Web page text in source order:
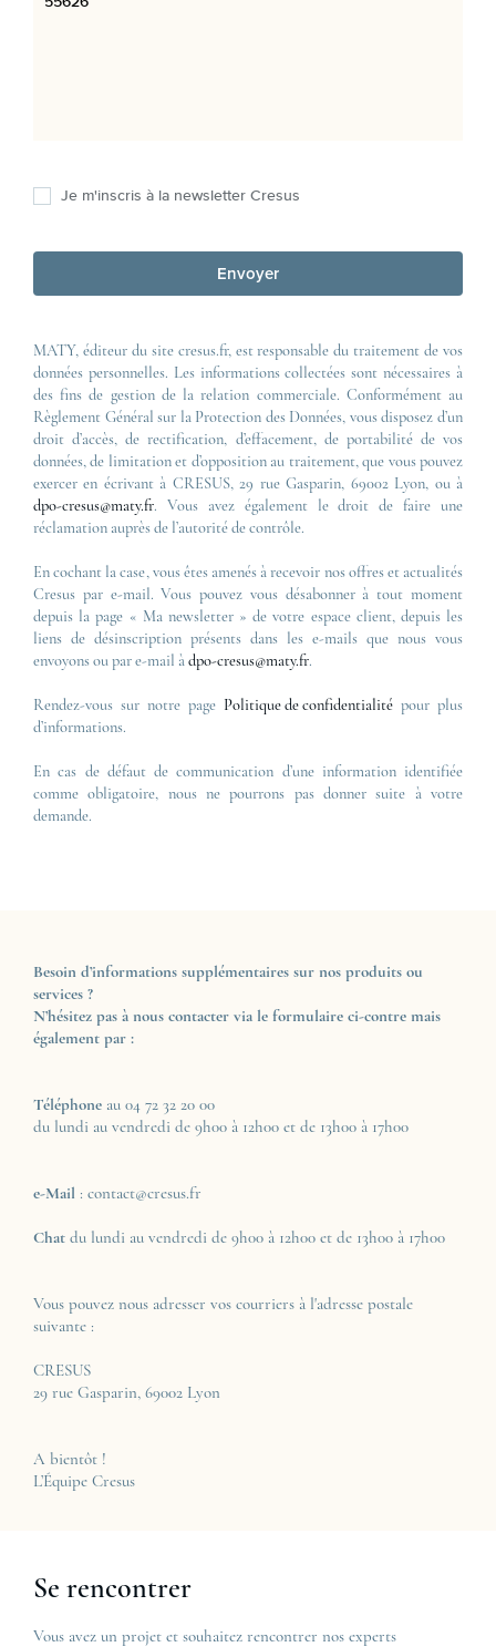
Je m'inscris à la newsletter Cresus
Envoyer
MATY, éditeur du site cresus.fr, est responsable du traitement de vos
données personnelles. Les informations collectées sont nécessaires à
des fins de gestion de la relation commerciale. Conformément au
Règlement Général sur la Protection des Données, vous disposez d’un
droit d’accès, de rectification, d’effacement, de portabilité de vos
données, de limitation et d’opposition au traitement, que vous pouvez
exercer en écrivant à CRESUS, 29 rue Gasparin, 69002 Lyon, ou à
dpo-cresus@maty.fr. Vous avez également le droit de faire une
réclamation auprès de l’autorité de contrôle.
En cochant la case, vous êtes amenés à recevoir nos offres et actualités
Cresus par e-mail. Vous pouvez vous désabonner à tout moment
depuis la page « Ma newsletter » de votre espace client, depuis les
liens de désinscription présents dans les e-mails que nous vous
envoyons ou par e-mail àdpo-cresus@maty.fr.
Rendez-vous sur notre page Politique de confidentialité pour plus
d’informations.
En cas de défaut de communication d’une information identifiée
comme obligatoire, nous ne pourrons pas donner suite à votre
demande.
Besoin d’informations supplémentaires sur nos produits ou
services ?
N’hésitez pas à nous contacter via le formulaire ci-contre mais
également par :
Téléphone au 04 72 32 20 00
du lundi au vendredi de 9h00 à 12h00 et de 13h00 à 17h00
e-Mail : contact@cresus.fr
Chat du lundi au vendredi de 9h00 à 12h00 et de 13h00 à 17h00
Vous pouvez nous adresser vos courriers à l'adresse postale
suivante :
CRESUS
29 rue Gasparin, 69002 Lyon
A bientôt !
L’Équipe Cresus
Se rencontrer
Vous avez un projet et souhaitez rencontrer nos experts